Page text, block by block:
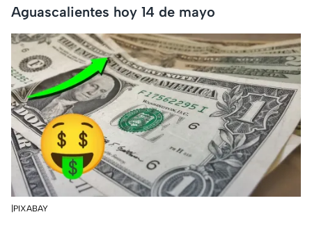
Aguascalientes hoy 14 de mayo
|PIXABAY